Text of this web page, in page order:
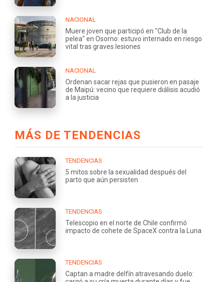
NACIONAL
Muere joven que participó en "Club de la
pelea" en Osorno: estuvo internado en riesgo
vital tras graves lesiones
NACIONAL
Ordenan sacar rejas que pusieron en pasaje
de Maipú: vecino que requiere diálisis acudió
a la justicia
MÁS DE TENDENCIAS
TENDENCIAS
5 mitos sobre la sexualidad después del
parto que aún persisten
TENDENCIAS
Telescopio en el norte de Chile confirmó
impacto de cohete de SpaceX contra la Luna
TENDENCIAS
Captan a madre delfín atravesando duelo: